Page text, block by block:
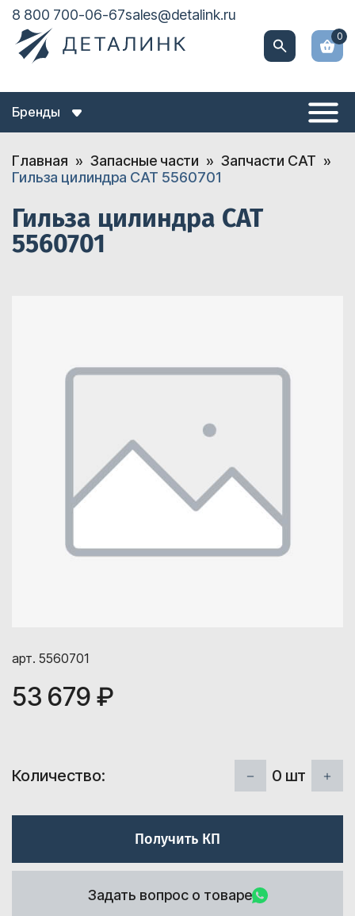
8 800 700-06-67sales@detalink.ru
0
Бренды
Главная Запасные части
Запчасти CAT
Гильза цилиндра CAT 5560701
Гильза цилиндра CAT
5560701
арт. 5560701
53 679 ₽
Количество: 0 шт
Получить КП
Задать вопрос о товаре